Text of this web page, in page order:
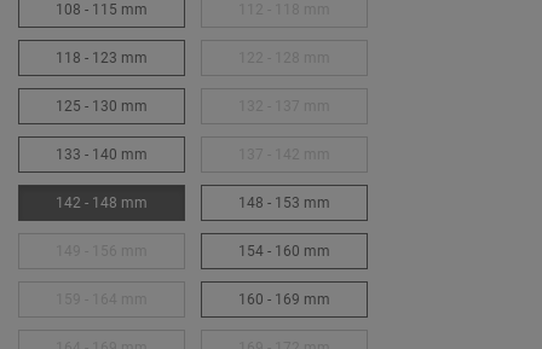
108 - 115 mm
118 - 123 mm
125 - 130 mm
133 - 140 mm
142 - 148 mm 148 - 153 mm
154 - 160 mm
160 - 169 mm